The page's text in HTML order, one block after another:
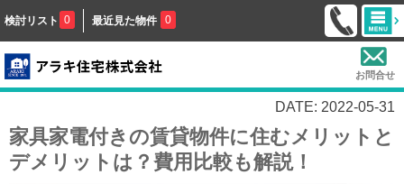
検討リスト 0 最近見た物件 0
お問合せ
DATE: 2022-05-31
家具家電付きの賃貸物件に住むメリットと
デメリットは？費用比較も解説！